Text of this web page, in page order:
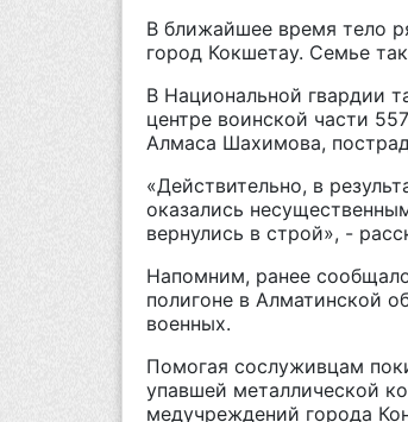
В ближайшее время тело
город Кокшетау. Семье
В Национальной гвардии
центре воинской части
Алмаса Шахимова,
«Действительно, в
оказались
вернулись в строй», -
Напомним, ранее
полигоне в Алматинской
военных.
Помогая сослуживцам
упавшей металлической
медучреждений города